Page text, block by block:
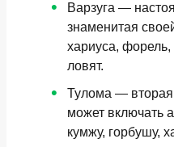
Варзуга —
знаменитая
хариуса,
ловят.
Тулома — вторая
может включать
кумжу, горбушу,